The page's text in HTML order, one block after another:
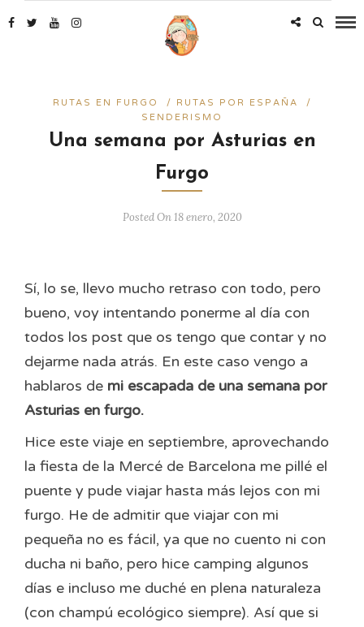
RUTAS EN FURGO / RUTAS POR ESPAÑA
/
SENDERISMO
Una semana por Asturias en
Furgo
Posted On 18 enero, 2020
Sí, lo se, llevo mucho retraso con todo, pero
bueno, voy intentando ponerme al día con
todos los post que os tengo que contar y no
dejarme nada atrás. En este caso vengo a
hablaros de mi escapada de una semana por
Asturias en furgo.
Hice este viaje en septiembre, aprovechando
la fiesta de la Mercé de Barcelona me pillé el
puente y pude viajar hasta más lejos con mi
furgo. He de admitir que viajar con mi
pequeña no es fácil, ya que no cuento ni con
ducha ni baño, pero hice camping algunos
días e incluso me duché en plena naturaleza
(con champú ecológico siempre). Así que si